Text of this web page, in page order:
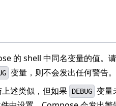
的 shell 中同名变量的值。
变量，则不会发出任何警告。
述类似，但如果 DEBUG 变量